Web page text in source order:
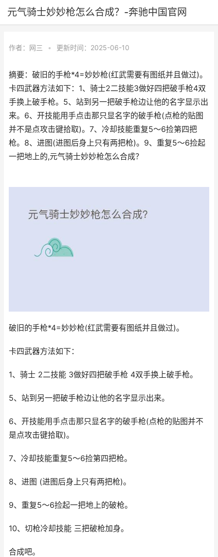
元气骑士妙妙枪怎么合成？-奔驰中国官网
作者： 网三 • 更新时间：2025-06-10
摘要：破旧的手枪*4=妙妙枪(红武需要有图纸并且做过)。
卡四武器方法如下：1、骑士2二技能3做好四把破手枪4双
手换上破手枪。5、站到另一把破手枪边让他的名字显示出
来。6、开技能用手点击那只显名字的破手枪(点枪的贴图
并不是点攻击键拾取)。7、冷却技能重复5～6捡第四把
枪。8、进图(进图后身上只有两把枪)。9、重复5～6捡起
一把地上的,元气骑士妙妙枪怎么合成？
破旧的手枪*4=妙妙枪(红武需要有图纸并且做过)。
卡四武器方法如下：
1、骑士 2二技能 3做好四把破手枪 4双手换上破手枪。
5、站到另一把破手枪边让他的名字显示出来。
6、开技能用手点击那只显名字的破手枪(点枪的贴图并不
是点攻击键拾取)。
7、冷却技能重复5～6捡第四把枪。
8、进图 (进图后身上只有两把枪)。
9、重复5～6捡起一把地上的破枪。
10、切枪冷却技能 三把破枪加身。
合成吧。